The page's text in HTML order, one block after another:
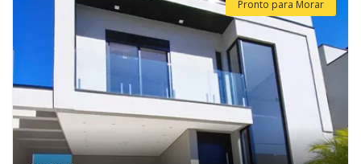
Pronto para Morar